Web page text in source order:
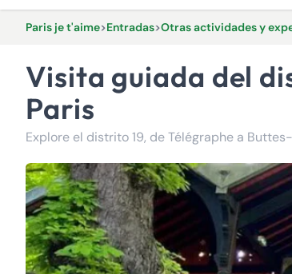
Paris je t'aime>Entradas>Otras actividades y
Visita guiada del distrito 19, de Télégraphe a Buttes-Chaumont - Le Vrai
Paris